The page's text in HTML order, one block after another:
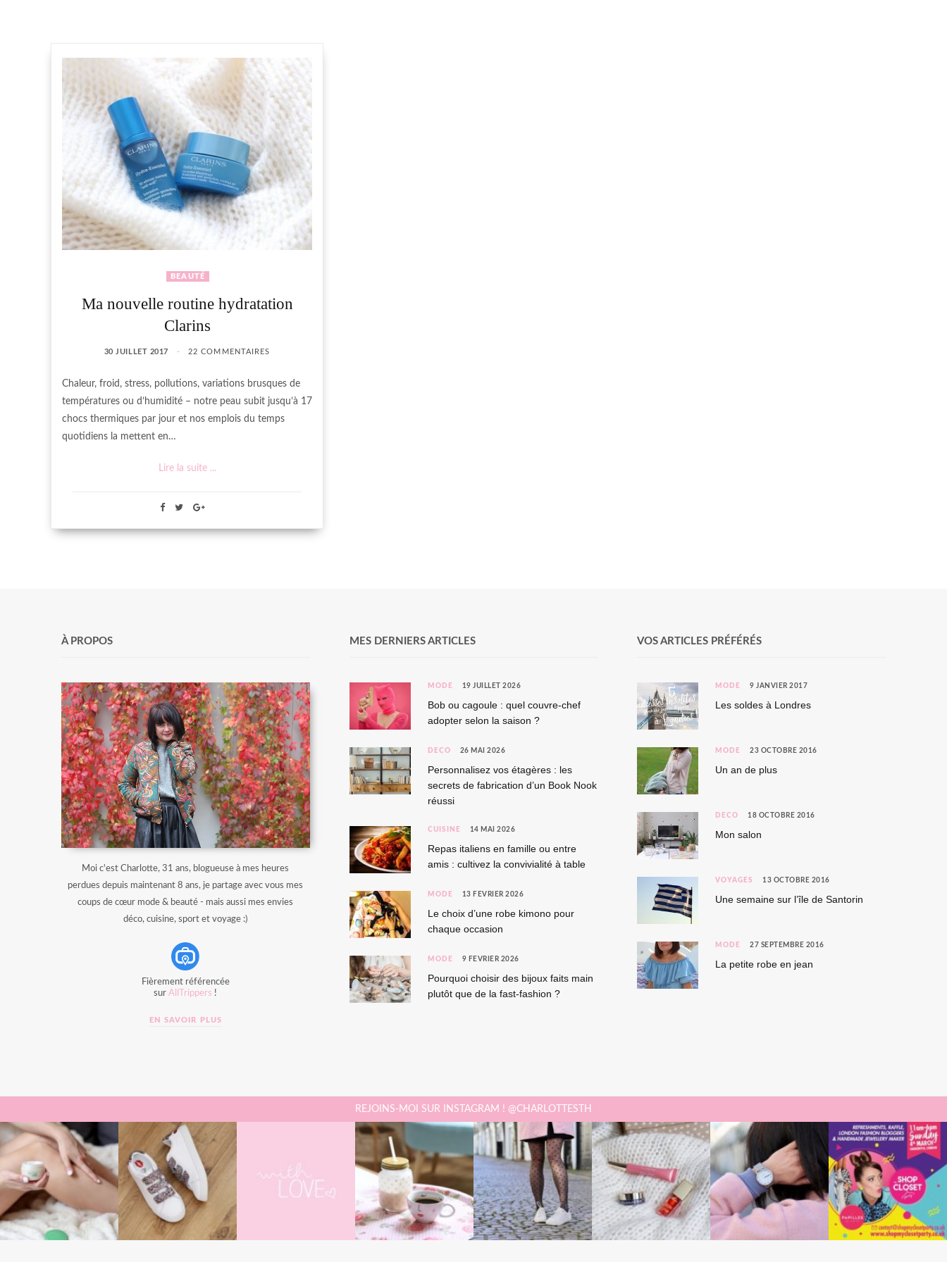
BEAUTÉ
Ma nouvelle routine hydratation
Clarins
30 JUILLET 2017 22 COMMENTAIRES
Chaleur, froid, stress, pollutions, variations brusques de
températures ou d’humidité – notre peau subit jusqu’à 17
chocs thermiques par jour et nos emplois du temps
quotidiens la mettent en…
Lire la suite ...
À PROPOS
Moi c'est Charlotte, 31 ans, blogueuse à mes heures
perdues depuis maintenant 8 ans, je partage avec vous mes
coups de cœur mode & beauté - mais aussi mes envies
déco, cuisine, sport et voyage :)
Fièrement référencée
surAllTrippers !
EN SAVOIR PLUS
MES DERNIERS ARTICLES
MODE 19 JUILLET 2026
Bob ou cagoule : quel couvre-chef
adopter selon la saison ?
DÉCO 26 MAI 2026
Personnalisez vos étagères : les
secrets de fabrication d’un Book Nook
réussi
CUISINE 14 MAI 2026
Repas italiens en famille ou entre
amis : cultivez la convivialité à table
MODE 13 FÉVRIER 2026
Le choix d’une robe kimono pour
chaque occasion
MODE 9 FÉVRIER 2026
Pourquoi choisir des bijoux faits main
plutôt que de la fast-fashion ?
VOS ARTICLES PRÉFÉRÉS
MODE 9 JANVIER 2017
Les soldes à Londres
MODE 23 OCTOBRE 2016
Un an de plus
DÉCO 18 OCTOBRE 2016
Mon salon
VOYAGES 13 OCTOBRE 2016
Une semaine sur l’île de Santorin
MODE 27 SEPTEMBRE 2016
La petite robe en jean
REJOINS-MOI SUR INSTAGRAM ! @CHARLOTTESTH